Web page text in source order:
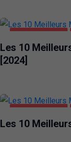
Les 10
[2024]
Les 10